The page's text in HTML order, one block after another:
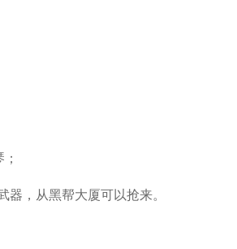
，从黑帮大厦可以抢来。